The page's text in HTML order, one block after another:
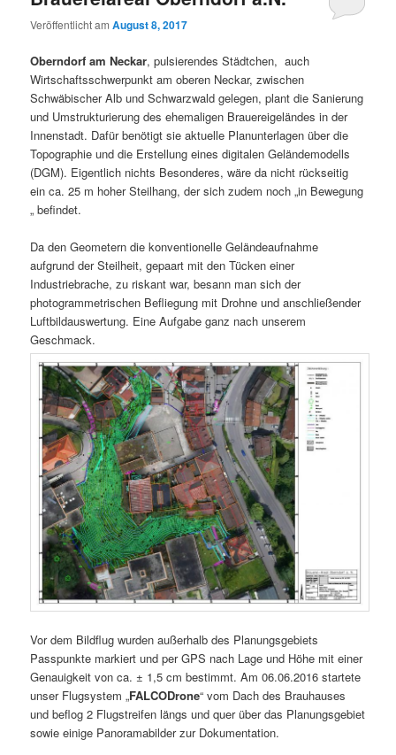
Veröffentlicht amAugust 8, 2017
Oberndorf am Neckar, pulsierendes Städtchen, auch
Wirtschaftsschwerpunkt am oberen Neckar, zwischen
Schwäbischer Alb und Schwarzwald gelegen, plant die Sanierung
und Umstrukturierung des ehemaligen Brauereigeländes in der
Innenstadt. Dafür benötigt sie aktuelle Planunterlagen über die
Topographie und die Erstellung eines digitalen Geländemodells
(DGM). Eigentlich nichts Besonderes, wäre da nicht rückseitig
ein ca. 25 m hoher Steilhang, der sich zudem noch „in Bewegung
„ befindet.
Da den Geometern die konventionelle Geländeaufnahme
aufgrund der Steilheit, gepaart mit den Tücken einer
Industriebrache, zu riskant war, besann man sich der
photogrammetrischen Befliegung mit Drohne und anschließender
Luftbildauswertung. Eine Aufgabe ganz nach unserem
Geschmack.
Vor dem Bildflug wurden außerhalb des Planungsgebiets
Passpunkte markiert und per GPS nach Lage und Höhe mit einer
Genauigkeit von ca. ± 1,5 cm bestimmt. Am 06.06.2016 startete
unser Flugsystem „FALCODrone“ vom Dach des Brauhauses
und beflog 2 Flugstreifen längs und quer über das Planungsgebiet
sowie einige Panoramabilder zur Dokumentation.